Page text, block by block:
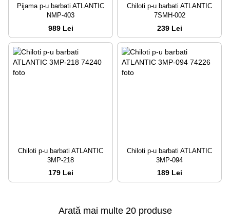
Pijama p-u barbati ATLANTIC
NMP-403
989 Lei
Chiloti p-u barbati ATLANTIC
7SMH-002
239 Lei
Chiloti p-u barbati ATLANTIC
3MP-218
179 Lei
Chiloti p-u barbati ATLANTIC
3MP-094
189 Lei
Arată mai multe 20 produse